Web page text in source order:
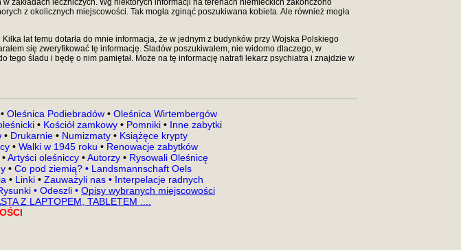
zakładach leczniczych. Wg niektórych informacji na terenach niemieckich zakończono
z okolicznych miejscowości. Tak mogła zginąć poszukiwana kobieta. Ale również mogła
lat temu dotarła do mnie informacja, że w jednym z budynków przy Wojska Polskiego
się zweryfikować tę informację. Śladów poszukiwałem, nie widomo dlaczego, w
tego śladu i będę o nim pamiętał. Może na tę informację natrafi lekarz psychiatra i znajdzie w
• Oleśnica Podiebradów • Oleśnica Wirtembergów
• Kościół zamkowy • Pomniki • Inne zabytki
• Drukarnie • Numizmaty • Książęce krypty
• Walki w 1945 roku •Renowacje zabytków
• Artyści oleśniccy • Autorzy •Rysowali Oleśnicę
• Co pod ziemią? • Landsmannschaft Oels
• Linki • Zauważyli nas • Interpelacje radnych
• Odeszli • Opisy wybranych miejscowości
Z LAPTOPEM, TABLETEM ....